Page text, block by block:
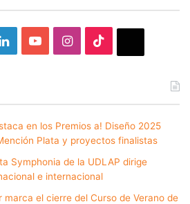
LinkedInYouTubeInstagram
en los Premios a! Diseño 2025
Plata y proyectos finalistas
Symphonia de la UDLAP dirige
e internacional
el cierre del Curso de Verano de